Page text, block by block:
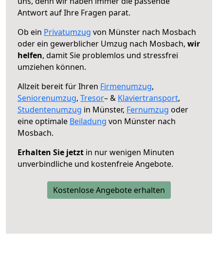
Antwort auf Ihre Fragen parat.
Ob ein Privatumzug von Münster nach Mosbach
oder ein gewerblicher Umzug nach Mosbach, wir
helfen, damit Sie problemlos und stressfrei
umziehen können.
Allzeit bereit für Ihren Firmenumzug,
Seniorenumzug, Tresor– & Klaviertransport,
Studentenumzug in Münster, Fernumzug oder
eine optimale Beiladung von Münster nach
Mosbach.
Erhalten Sie jetzt in nur wenigen Minuten
unverbindliche und kostenfreie Angebote.
Kostenlose Angebote erhalten